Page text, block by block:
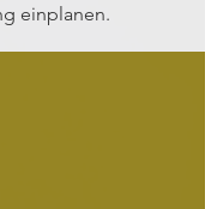
einplanen.